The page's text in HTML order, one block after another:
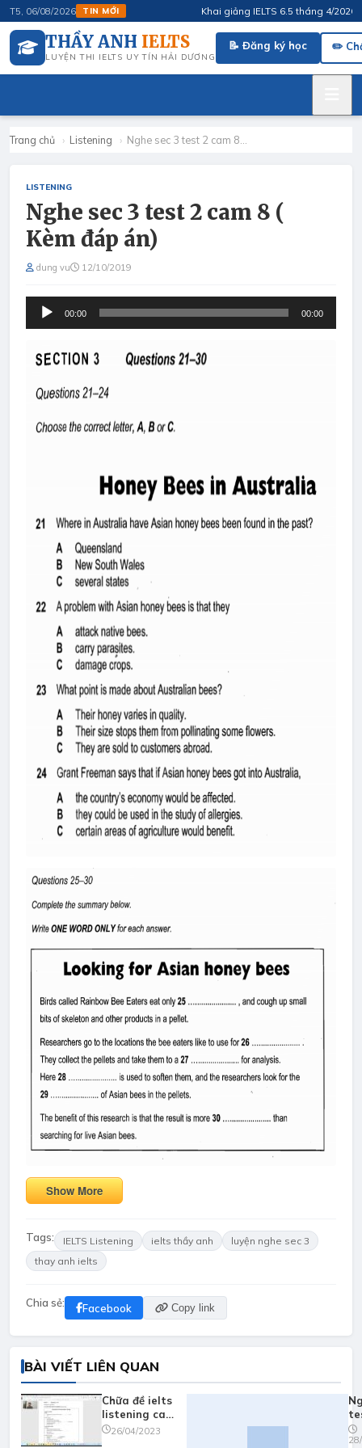
T5, 06/08/2026 TIN MỚI Khai giảng IELTS 6.5 tháng 4/2026 ·
THẦY ANH IELTS
LUYỆN THI IELTS UY TÍN HẢI DƯƠNG
📝 Đăng ký học ✏️
Trang chủ › Listening › Nghe sec 3 test 2 cam 8…
LISTENING
Nghe sec 3 test 2 cam 8 (
Kèm đáp án)
dung vu 12/10/2019
Audio
Player
00:00 00:00
Show More
Tags: IELTS Listening ielts thầy anh
luyện nghe sec 3
thay anh ielts
Chia sẻ: Facebook Copy link
BÀI VIẾT LIÊN QUAN
Chữa đề ielts
listening cam
17 test 1
26/04/2023